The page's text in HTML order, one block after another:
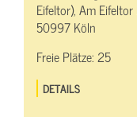
Eifeltor), Am Eifeltor
50997 Köln
Freie Plätze:25
DETAILS